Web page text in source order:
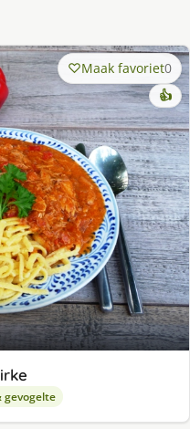
Maak favoriet0
👍
gevogelte